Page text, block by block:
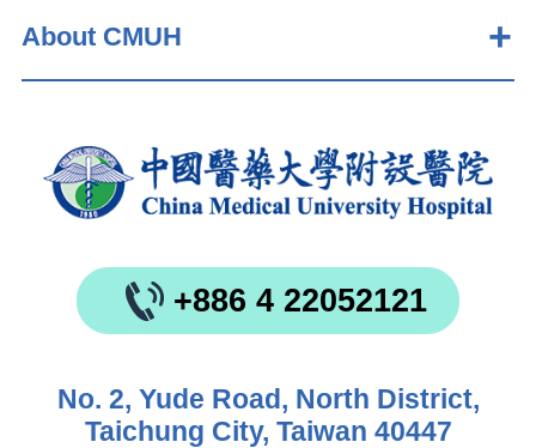
About CMUH
+886 4 22052121
No. 2, Yude Road, North District,
Taichung City, Taiwan 40447